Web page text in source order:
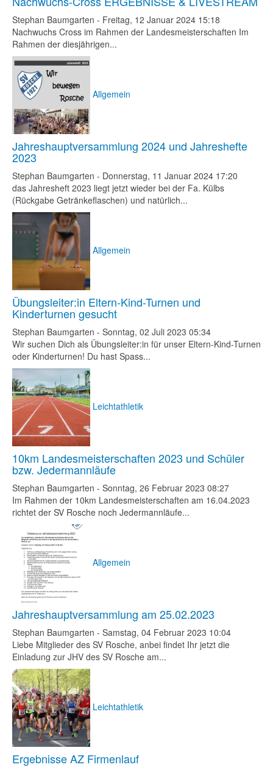
Stephan Baumgarten - Freitag, 12 Januar 2024 15:18
Nachwuchs Cross im Rahmen der Landesmeisterschaften Im
Rahmen der diesjährigen...
Allgemein
Jahreshauptversammlung 2024 und Jahreshefte
2023
Stephan Baumgarten - Donnerstag, 11 Januar 2024 17:20
das Jahresheft 2023 liegt jetzt wieder bei der Fa. Külbs
(Rückgabe Getränkeflaschen) und natürlich...
Allgemein
Übungsleiter:in Eltern-Kind-Turnen und
Kinderturnen gesucht
Stephan Baumgarten - Sonntag, 02 Juli 2023 05:34
Wir suchen Dich als Übungsleiter:in für unser Eltern-Kind-Turnen
oder Kinderturnen! Du hast Spass...
Leichtathletik
10km Landesmeisterschaften 2023 und Schüler
bzw. Jedermannläufe
Stephan Baumgarten - Sonntag, 26 Februar 2023 08:27
Im Rahmen der 10km Landesmeisterschaften am 16.04.2023
richtet der SV Rosche noch Jedermannläufe...
Allgemein
Jahreshauptversammlung am 25.02.2023
Stephan Baumgarten - Samstag, 04 Februar 2023 10:04
Liebe Mitglieder des SV Rosche, anbei findet Ihr jetzt die
Einladung zur JHV des SV Rosche am...
Leichtathletik
Ergebnisse AZ Firmenlauf